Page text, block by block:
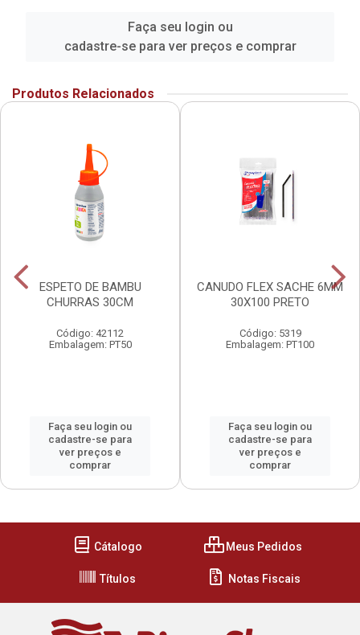
Faça seu login ou
cadastre-se para ver preços e comprar
Produtos Relacionados
ESPETO DE BAMBU
CHURRAS 30CM
Código: 42112
Embalagem: PT50
Faça seu login ou
cadastre-se para
ver preços e
comprar
CANUDO FLEX SACHE 6MM
30X100 PRETO
Código: 5319
Embalagem: PT100
Faça seu login ou
cadastre-se para
ver preços e
comprar
Cátalogo Meus Pedidos
Títulos Notas Fiscais